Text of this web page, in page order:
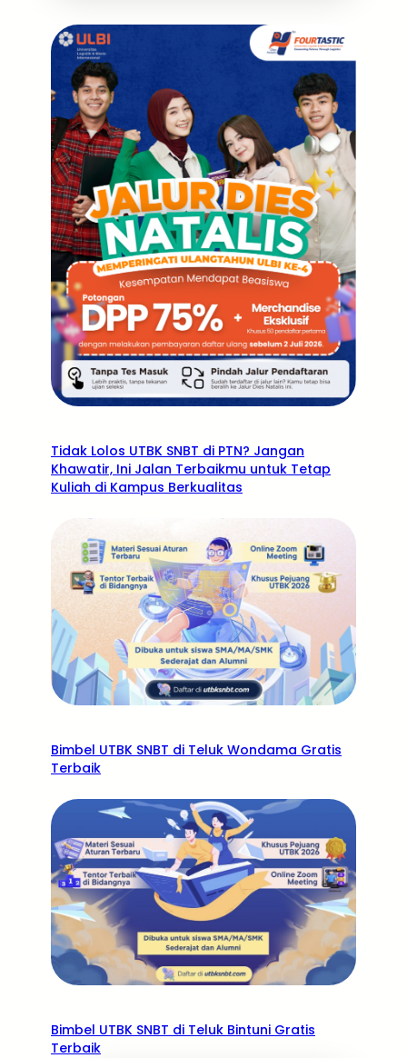
Tidak Lolos UTBK SNBT di PTN? Jangan
Khawatir, Ini Jalan Terbaikmu untuk Tetap
Kuliah di Kampus Berkualitas
Bimbel UTBK SNBT di Teluk Wondama Gratis
Terbaik
Bimbel UTBK SNBT di Teluk Bintuni Gratis
Terbaik